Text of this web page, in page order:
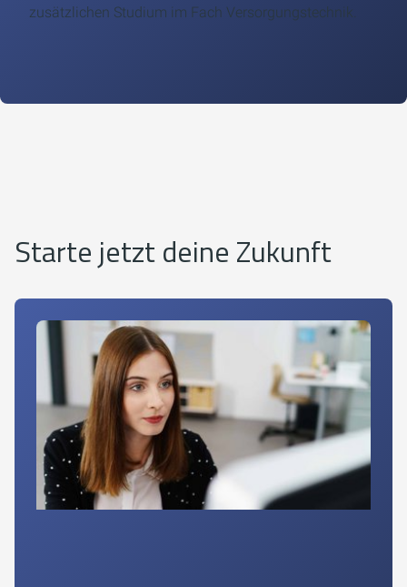
zusätzlichen Studium im Fach Versorgungstechnik.
Starte jetzt deine Zukunft